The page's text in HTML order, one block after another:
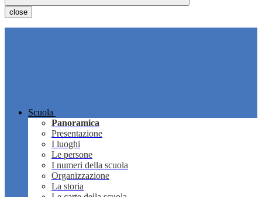
close
Scuola
Panoramica
Presentazione
I luoghi
Le persone
I numeri della scuola
Organizzazione
La storia